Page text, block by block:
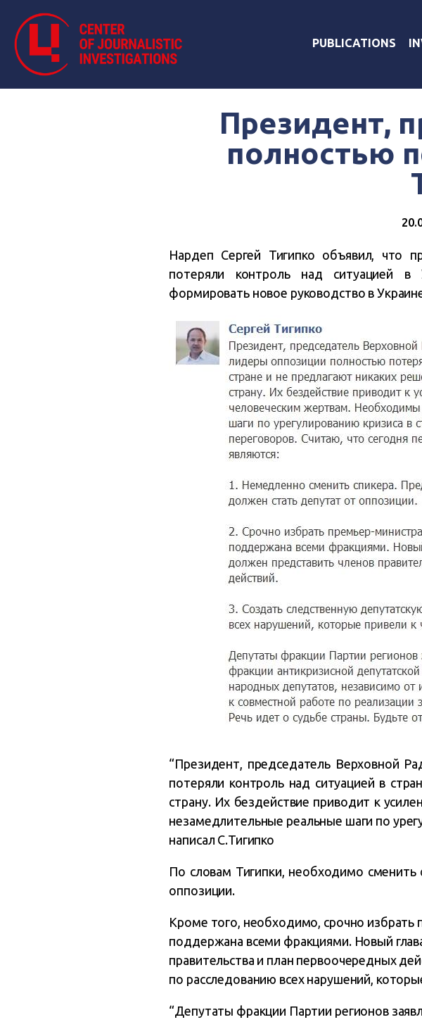
PUBLICATIONS
Президент,
полностью
Нардеп Сергей Тигипко объявил, что
потеряли контроль над ситуацией
формировать новое руководство в
“Президент, председатель Верховной
потеряли контроль над ситуацией в
страну. Их бездействие приводит к
незамедлительные реальные шаги по
написал С.Тигипко
По словам Тигипки, необходимо
оппозиции.
Кроме того, необходимо, срочно избрать
поддержана всеми фракциями. Новый
правительства и план первоочередных
по расследованию всех нарушений,
“Депутаты фракции Партии регионов